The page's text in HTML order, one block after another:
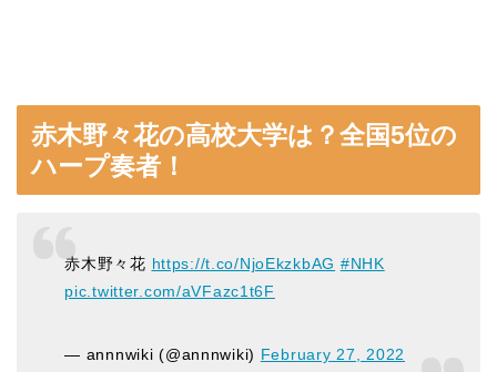
赤木野々花の高校大学は？全国5位の
ハープ奏者！
赤木野々花 https://t.co/NjoEkzkbAG #NHK
pic.twitter.com/aVFazc1t6F
— annnwiki (@annnwiki) February 27, 2022